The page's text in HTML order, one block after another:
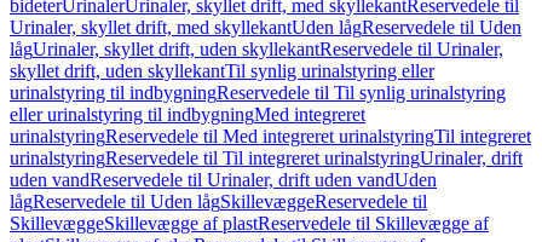
bideterUrinalerUrinaler, skyllet drift, med skyllekantReservedele til
Urinaler, skyllet drift, med skyllekantUden lågReservedele til Uden
lågUrinaler, skyllet drift, uden skyllekantReservedele til Urinaler,
skyllet drift, uden skyllekantTil synlig urinalstyring eller
urinalstyring til indbygningReservedele til Til synlig urinalstyring
eller urinalstyring til indbygningMed integreret
urinalstyringReservedele til Med integreret urinalstyringTil integreret
urinalstyringReservedele til Til integreret urinalstyringUrinaler, drift
uden vandReservedele til Urinaler, drift uden vandUden
lågReservedele til Uden lågSkillevæggeReservedele til
SkillevæggeSkillevægge af plastReservedele til Skillevægge af